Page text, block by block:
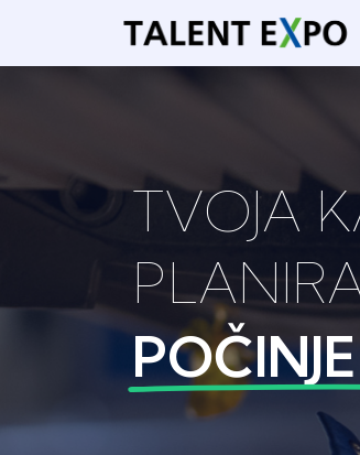
TVOJA